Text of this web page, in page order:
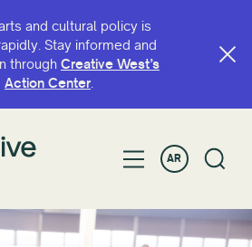
and cultural policy is
Stay informed and
through Creative West’s
Action Center.
AR